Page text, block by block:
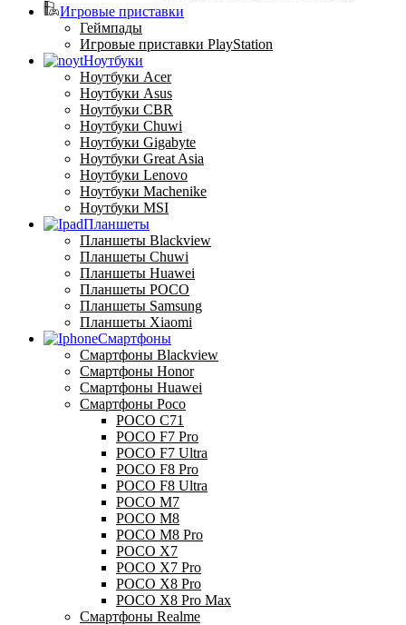
Игровые приставки
Геймпады
Игровые приставки PlayStation
Ноутбуки
Ноутбуки Acer
Ноутбуки Asus
Ноутбуки CBR
Ноутбуки Chuwi
Ноутбуки Gigabyte
Ноутбуки Great Asia
Ноутбуки Lenovo
Ноутбуки Machenike
Ноутбуки MSI
Планшеты
Планшеты Blackview
Планшеты Chuwi
Планшеты Huawei
Планшеты POCO
Планшеты Samsung
Планшеты Xiaomi
Смартфоны
Смартфоны Blackview
Смартфоны Honor
Смартфоны Huawei
Смартфоны Poco
POCO C71
POCO F7 Pro
POCO F7 Ultra
POCO F8 Pro
POCO F8 Ultra
POCO M7
POCO M8
POCO M8 Pro
POCO X7
POCO X7 Pro
POCO X8 Pro
POCO X8 Pro Max
Смартфоны Realme